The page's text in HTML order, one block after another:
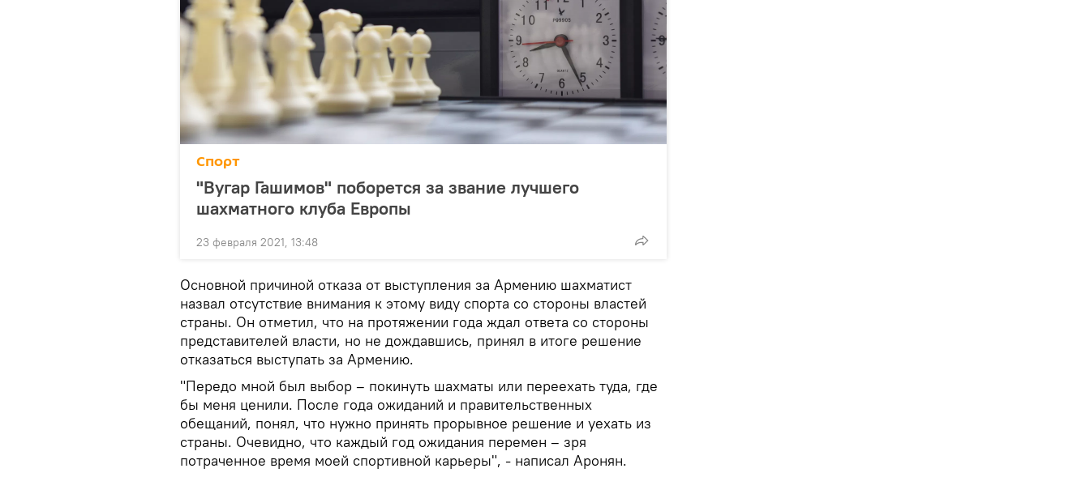
Спорт
"Вугар Гашимов" поборется за звание лучшего
шахматного клуба Европы
23 февраля 2021, 13:48
Основной причиной отказа от выступления за Армению шахматист
назвал отсутствие внимания к этому виду спорта со стороны властей
страны. Он отметил, что на протяжении года ждал ответа со стороны
представителей власти, но не дождавшись, принял в итоге решение
отказаться выступать за Армению.
"Передо мной был выбор – покинуть шахматы или переехать туда, где
бы меня ценили. После года ожиданий и правительственных
обещаний, понял, что нужно принять прорывное решение и уехать из
страны. Очевидно, что каждый год ожидания перемен – зря
потраченное время моей спортивной карьеры", - написал Аронян.